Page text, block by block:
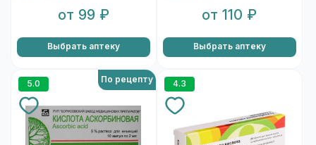
от 99 ₽
Выбрать аптеку
от 110 ₽
Выбрать аптеку
5.0 По рецепту 4.3